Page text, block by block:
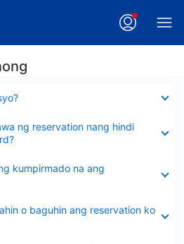
ng reservation nang hindi
kumpirmado na ang
o baguhin ang reservation ko